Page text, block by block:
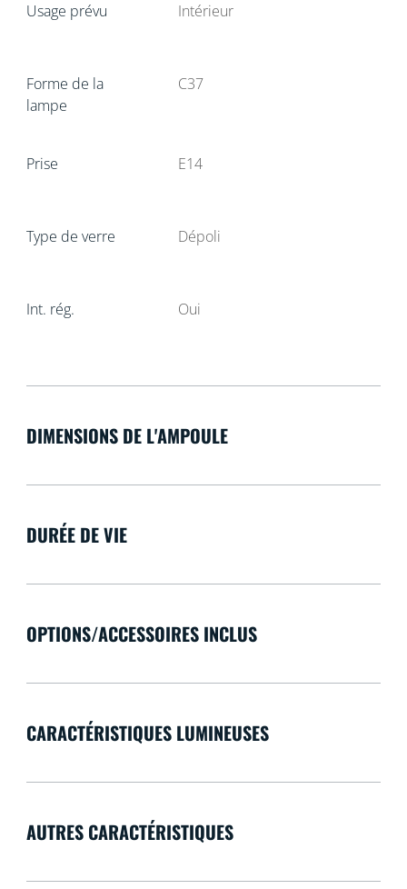
Usage prévu Intérieur
Forme de la
lampe
C37
Prise E14
Type de verre Dépoli
Int. rég. Oui
DIMENSIONS DE L'AMPOULE
DURÉE DE VIE
OPTIONS/ACCESSOIRES INCLUS
CARACTÉRISTIQUES LUMINEUSES
AUTRES CARACTÉRISTIQUES